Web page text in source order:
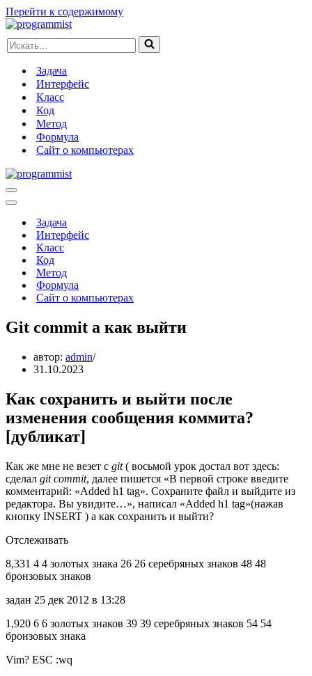
Перейти к содержимому
Искать...
Задача
Интерфейс
Класс
Код
Метод
Формула
Сайт о компьютерах
Меню
навигации
Меню
навигацииЗадача
Интерфейс
Класс
Код
Метод
Формула
Сайт о компьютерах
Git commit a как выйти
автор: admin
31.10.2023
Как сохранить и выйти после
изменения сообщения коммита?
[дубликат]
Как же мне не везет с git( восьмой урок достал вот здесь:
сделал git commit, далее пишется «В первой строке введите
комментарий: «Added h1 tag». Сохраните файл и выйдите из
редактора. Вы увидите…», написал «Added h1 tag»(нажав
кнопку INSERT ) а как сохранить и выйти?
Отслеживать
8,331 4 4 золотых знака 26 26 серебряных знаков 48 48
бронзовых знаков
задан 25 дек 2012 в 13:28
1,920 6 6 золотых знаков 39 39 серебряных знаков 54 54
бронзовых знака
Vim? ESC :wq